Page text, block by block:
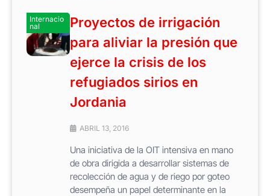
Internacio
nal
Proyectos de irrigación
para aliviar la presión que
ejerce la crisis de los
refugiados sirios en
Jordania
ABRIL 13, 2016
Una iniciativa de la OIT intensiva en mano
de obra dirigida a desarrollar sistemas de
recolección de agua y de riego por goteo
desempeña un papel determinante en la